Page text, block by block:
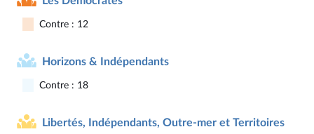
Contre : 12
Horizons & Indépendants
Contre : 18
Libertés, Indépendants, Outre-mer et Territoires